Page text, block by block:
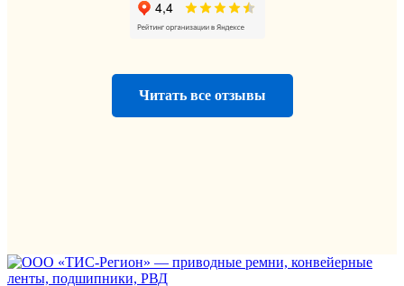
Читать все отзывы